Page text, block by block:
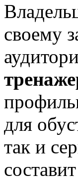
своему
для
так и